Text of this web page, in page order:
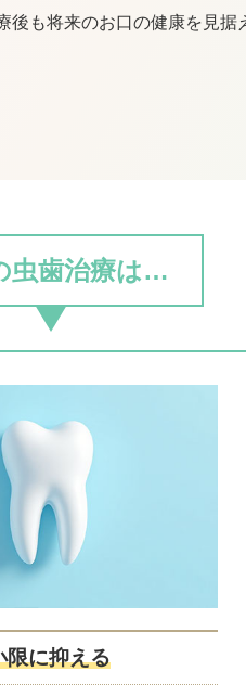
後も将来のお口の健康を見据
虫歯治療は…
限に抑える